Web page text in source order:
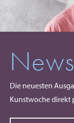
Die neuesten
Kunstwoche direkt